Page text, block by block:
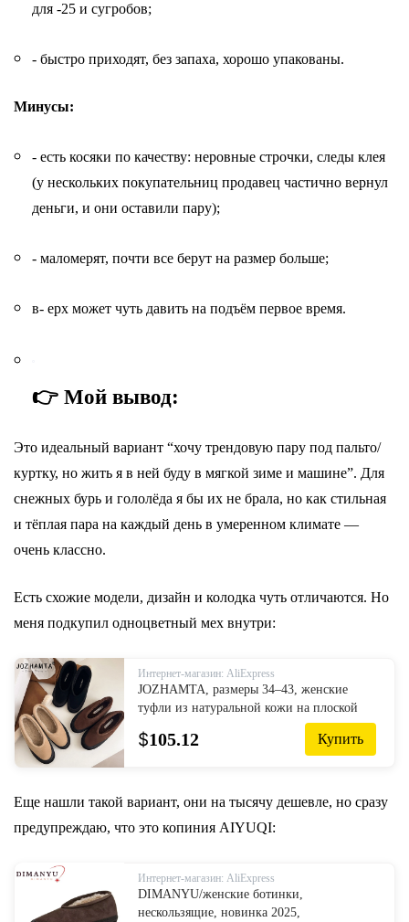
для -25 и сугробов;
- быстро приходят, без запаха, хорошо упакованы.
Минусы:
- есть косяки по качеству: неровные строчки, следы клея
(у нескольких покупательниц продавец частично вернул
деньги, и они оставили пару);
- маломерят, почти все берут на размер больше;
в- ерх может чуть давить на подъём первое время.
👉 Мой вывод:
Это идеальный вариант “хочу трендовую пару под пальто/
куртку, но жить я в ней буду в мягкой зиме и машине”. Для
снежных бурь и гололёда я бы их не брала, но как стильная
и тёплая пара на каждый день в умеренном климате —
очень классно.
Есть схожие модели, дизайн и колодка чуть отличаются. Но
меня подкупил одноцветный мех внутри:
Интернет-магазин: AliExpress
JOZHAMTA, размеры 34–43, женские
туфли из натуральной кожи на плоской
подошве, зимние сапоги на каблуке,
модные осенне-зимние теплые ботинки
$105.12 Купить
Еще нашли такой вариант, они на тысячу дешевле, но сразу
предупреждаю, что это копиния AIYUQI:
Интернет-магазин: AliExpress
DIMANYU/женские ботинки,
нескользящие, новинка 2025,